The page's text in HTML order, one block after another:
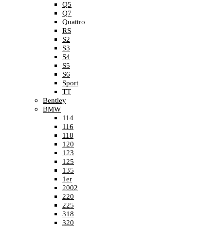
Q5
Q7
Quattro
RS
S2
S3
S4
S5
S6
Sport
TT
Bentley
BMW
114
116
118
120
123
125
135
1er
2002
220
225
318
320